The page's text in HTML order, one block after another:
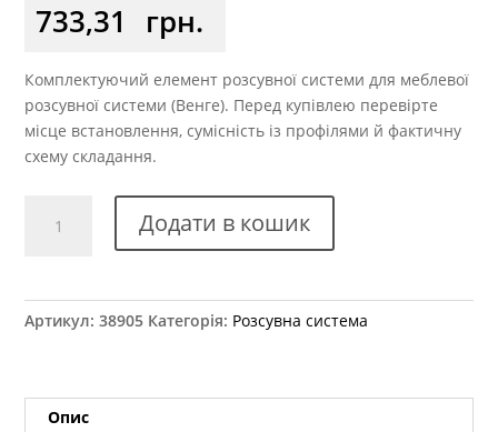
733,31 грн.
Комплектуючий елемент розсувної системи для меблевої
розсувної системи (Венге). Перед купівлею перевірте
місце встановлення, сумісність із профілями й фактичну
схему складання.
подвійна
венге
аналог
Додати в кошик
Артикул:38905 Категорія: Розсувна система
Опис